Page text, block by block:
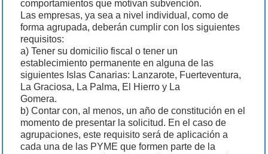
comportamientos que motivan subvención.
Las empresas, ya sea a nivel individual, como de
forma agrupada, deberán cumplir con los siguientes
requisitos:
a) Tener su domicilio fiscal o tener un
establecimiento permanente en alguna de las
siguientes Islas Canarias: Lanzarote, Fuerteventura,
La Graciosa, La Palma, El Hierro y La
Gomera.
b) Contar con, al menos, un año de constitución en el
momento de presentar la solicitud. En el caso de
agrupaciones, este requisito será de aplicación a
cada una de las PYME que formen parte de la